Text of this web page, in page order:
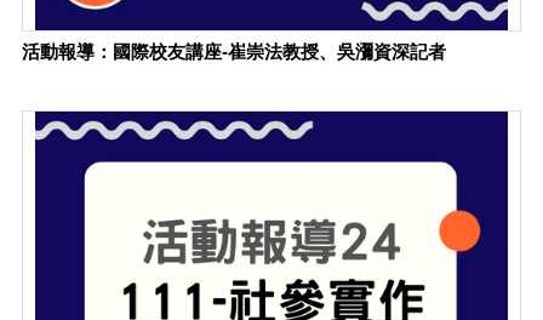
活動報導：國際校友講座-崔崇法教授、吳瀰資深記者